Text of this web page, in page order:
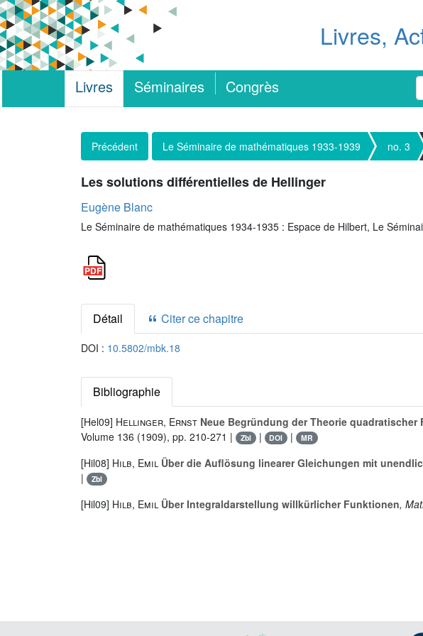
Livres,
Livres Séminaires Congrès
Précédent Le Séminaire de mathématiques 1933-1939 no. 3
Les solutions différentielles de Hellinger
Eugène Blanc
Le Séminaire de mathématiques 1934-1935 : Espace de Hilbert, Le
Détail Citer ce chapitre
DOI : 10.5802/mbk.18
Bibliographie
[Hel09] Hellinger, Ernst Neue Begründung der Theorie
Volume 136 (1909), pp. 210-271 | Zbl | DOI | MR
[Hil08] Hilb, EmilÜber die Auflösung linearer Gleichungen mit
|
Zbl
[Hil09] Hilb, EmilÜber Integraldarstellung willkürlicher Funktionen,